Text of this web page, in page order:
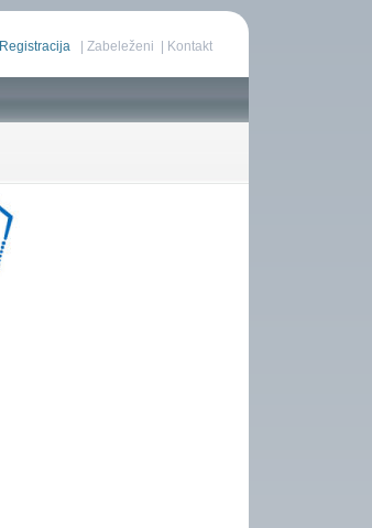
Registracija Zabeleženi Kontakt